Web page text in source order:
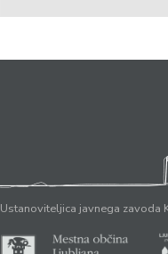
Ustanoviteljica javnega zavoda